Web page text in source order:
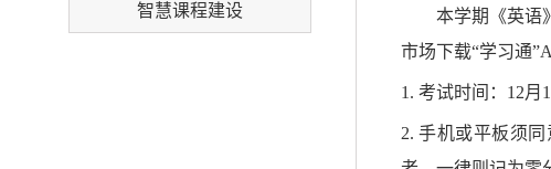
智慧课程建设
本学期《英语
市场下载“学习通
1. 考试时间：12月
2. 手机或平板须